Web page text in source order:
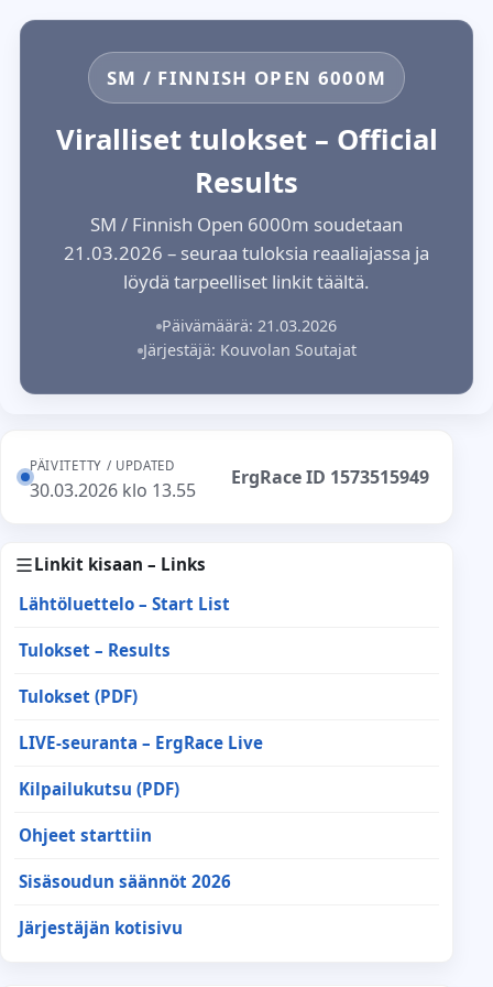
SM / FINNISH OPEN 6000M
Viralliset tulokset – Official
Results
SM / Finnish Open 6000m soudetaan
21.03.2026 – seuraa tuloksia reaaliajassa ja
löydä tarpeelliset linkit täältä.
Päivämäärä: 21.03.2026
Järjestäjä: Kouvolan Soutajat
PÄIVITETTY / UPDATED
30.03.2026 klo 13.55
ErgRace ID 1573515949
Linkit kisaan – Links
Lähtöluettelo – Start List
Tulokset – Results
Tulokset (PDF)
LIVE-seuranta – ErgRace Live
Kilpailukutsu (PDF)
Ohjeet starttiin
Sisäsoudun säännöt 2026
Järjestäjän kotisivu